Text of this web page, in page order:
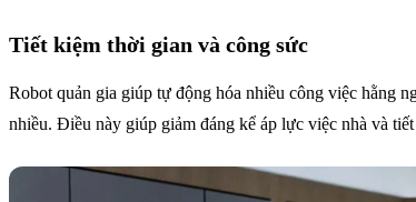
Tiết kiệm thời gian và công sức
Robot quản gia giúp tự động hóa nhiều công việc hằng
nhiều. Điều này giúp giảm đáng kể áp lực việc nhà và